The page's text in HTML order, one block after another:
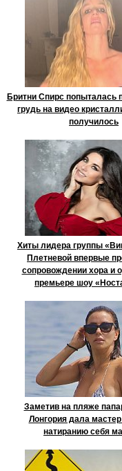
Бритни Спирс попыталась
грудь на видео
получилось
Хиты лидера группы
Плетневой впервые
сопровождении хора и
премьере шоу
Заметив на пляже
Лонгория дала
натиранию себя